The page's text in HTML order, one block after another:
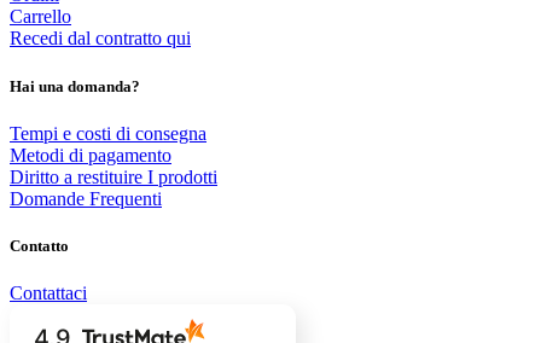
Carrello
Recedi dal contratto qui
Hai una domanda?
Tempi e costi di consegna
Metodi di pagamento
Diritto a restituire I prodotti
Domande Frequenti
Contatto
Contattaci